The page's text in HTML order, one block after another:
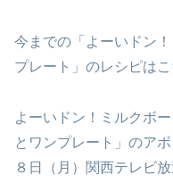
今までの「よーいドン
プレート」のレシピは
よーいドン！ミルクボ
とワンプレート」のア
８日（月）関西テレビ